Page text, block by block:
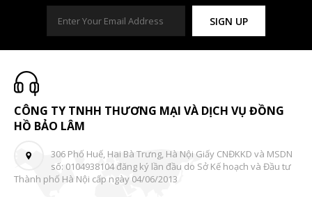
SIGN UP
CÔNG TY TNHH THƯƠNG MẠI VÀ DỊCH VỤ ĐỒNG
HỒ BẢO LÂM
306 Phố Huế, Hai Bà Trưng, Hà Nội Giấy CNĐKKD và MSDN
số: 0104938104 đăng ký lần đầu do Sở Kế hoạch và Đầu tư
Thành phố Hà Nội cấp ngày 04/06/2013